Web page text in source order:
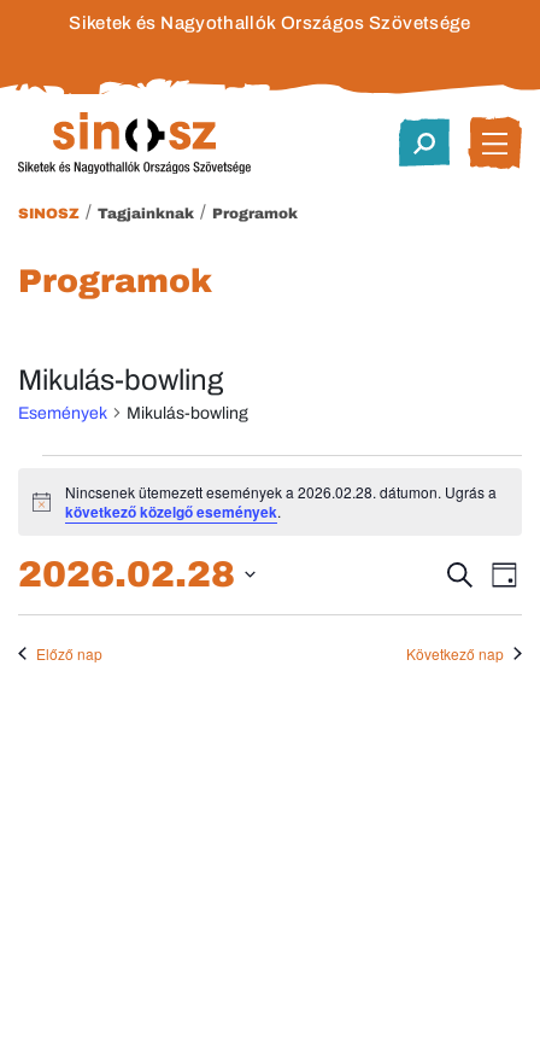
Siketek és Nagyothallók Országos Szövetsége
SINOSZ / Tagjainknak / Programok
Programok
Mikulás-bowling
Események Mikulás-bowling
Események
for
2026.02.28.
Notice
Nincsenek ütemezett események a 2026.02.28. dátumon. Ugrás a
következő közelgő események.
és
Keresett
kifejezés
Nap
2026.02.28
Előző nap
Következő nap